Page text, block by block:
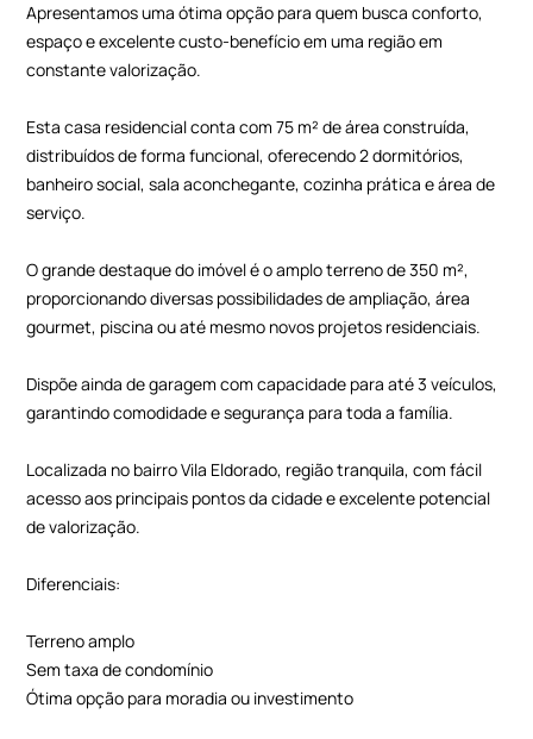
Apresentamos uma ótima opção para quem busca conforto,
espaço e excelente custo-benefício em uma região em
constante valorização.
Esta casa residencial conta com 75 m² de área construída,
distribuídos de forma funcional, oferecendo 2 dormitórios,
banheiro social, sala aconchegante, cozinha prática e área de
serviço.
O grande destaque do imóvel é o amplo terreno de 350 m²,
proporcionando diversas possibilidades de ampliação, área
gourmet, piscina ou até mesmo novos projetos residenciais.
Dispõe ainda de garagem com capacidade para até 3 veículos,
garantindo comodidade e segurança para toda a família.
Localizada no bairro Vila Eldorado, região tranquila, com fácil
acesso aos principais pontos da cidade e excelente potencial
de valorização.
Diferenciais:
Terreno amplo
Sem taxa de condomínio
Ótima opção para moradia ou investimento